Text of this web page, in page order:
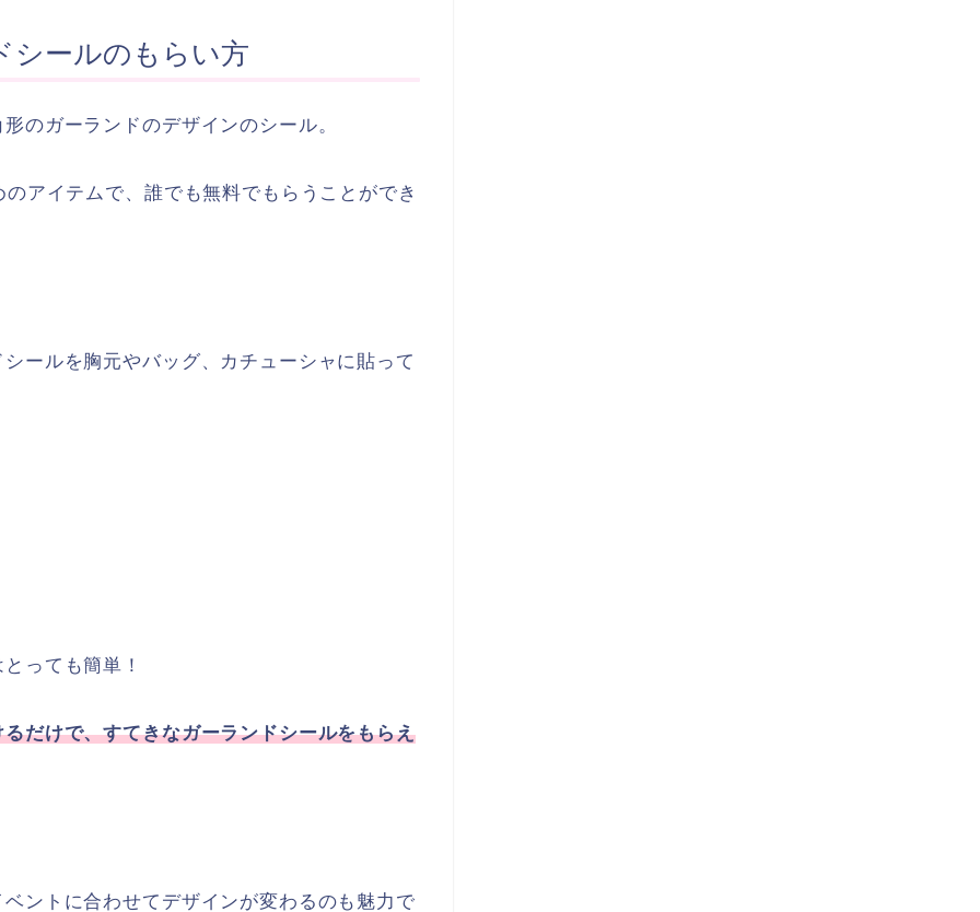
シールのもらい方
のガーランドのデザインのシール。
アイテムで、誰でも無料でもらうことができ
ールを胸元やバッグ、カチューシャに貼って
っても簡単！
だけで、すてきなガーランドシールをもらえ
ントに合わせてデザインが変わるのも魅力で